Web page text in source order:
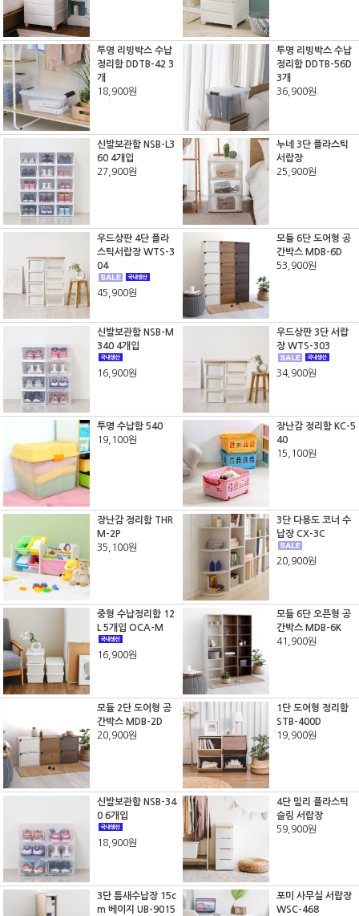
투명 리빙박스 수납
정리함 DDTB-42 3
개
18,900원
투명 리빙박스 수납
정리함 DDTB-56D
3개
36,900원
신발보관함 NSB-L3
60 4개입
27,900원
누네 3단 플라스틱
서랍장
25,900원
우드상판 4단 플라
스틱서랍장 WTS-3
04
45,900원
모듈 6단 도어형 공
간박스 MDB-6D
53,900원
신발보관함 NSB-M
340 4개입
16,900원
우드상판 3단 서랍
장 WTS-303
34,900원
투명 수납함 540
19,100원
장난감 정리함 KC-5
40
15,100원
장난감 정리함 THR
M-2P
35,100원
3단 다용도 코너 수
납장 CX-3C
20,900원
중형 수납정리함 12
L 5개입 OCA-M
16,900원
모듈 6단 오픈형 공
간박스 MDB-6K
41,900원
모듈 2단 도어형 공
간박스 MDB-2D
20,900원
1단 도어형 정리함
STB-400D
19,900원
신발보관함 NSB-34
0 6개입
18,900원
4단 밀리 플라스틱
슬림 서랍장
59,900원
3단 틈새수납장 15c
m 베이지 UB-9015
포미 사무실 서랍장
WSC-468